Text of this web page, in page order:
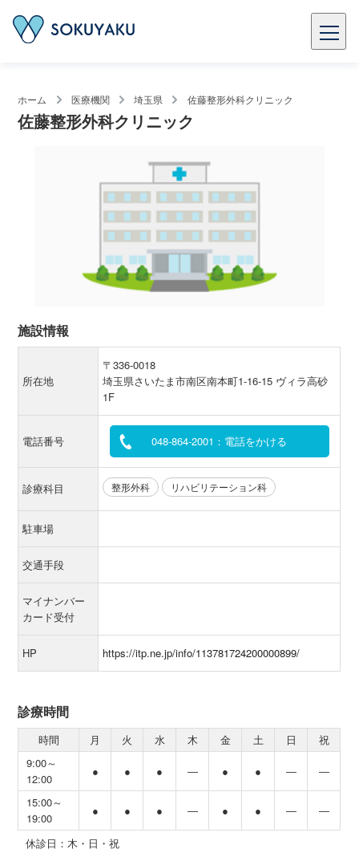
ホーム 医療機関 埼玉県 佐藤整形外科クリニック
佐藤整形外科クリニック
施設情報
所在地
〒336-0018
埼玉県さいたま市南区南本町1-16-15 ヴィラ高砂
1F
電話番号 048-864-2001：電話をかける
診療科目 整形外科 リハビリテーション科
駐車場
交通手段
マイナンバー
カード受付
HP https://itp.ne.jp/info/113781724200000899/
診療時間
時間 月 火 水 木 金 土 日
祝
9:00～
12:00
● ● ● ― ● ● ― ―
15:00～
19:00
● ● ● ― ● ● ― ―
休診日：木・日・祝